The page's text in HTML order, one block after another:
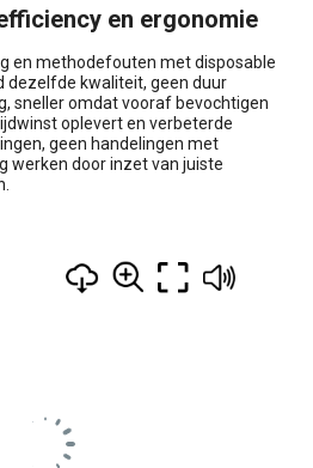
en ergonomie
en methodefouten met disposable
dezelfde kwaliteit, geen duur
sneller omdat vooraf bevochtigen
oplevert en verbeterde
geen handelingen met
werken door inzet van juiste